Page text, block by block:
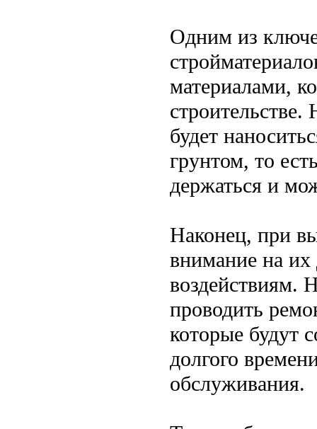
Одним из
материалами,
будет
грунтом, то
держаться и
Наконец, при
внимание на их
воздействиям.
проводить
которые будут
долгого
обслуживания.